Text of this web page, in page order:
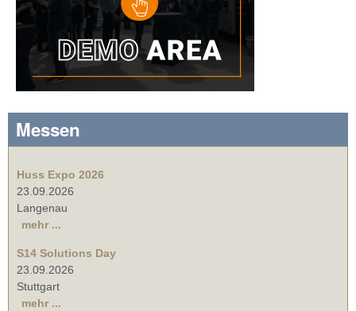
Messen
Huss Expo 2026
23.09.2026
Langenau
mehr ...
S14 Solutions Day
23.09.2026
Stuttgart
mehr ...